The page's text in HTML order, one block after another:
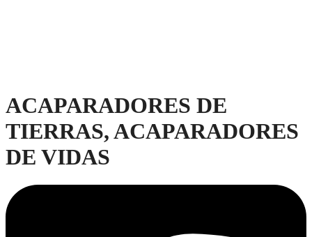
ACAPARADORES DE
TIERRAS, ACAPARADORES
DE VIDAS